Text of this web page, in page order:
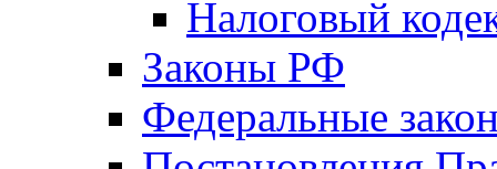
Налоговый
Законы РФ
Федеральные